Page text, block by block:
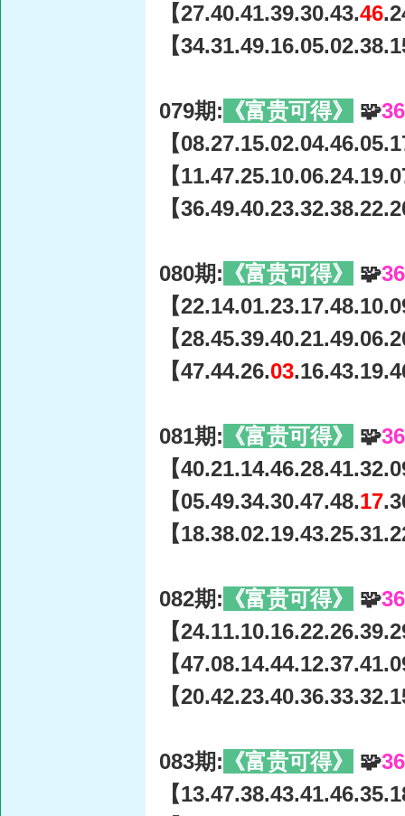
【27.40.41.39.30.43.46
【
079期: 《富贵可得》 🧩
【
【
【
080期: 《富贵可得》 🧩
【
【
【47.44.26.03
081期: 《富贵可得》 🧩
【
【05.49.34.30.47.48.17
【
082期: 《富贵可得》 🧩
【
【
【
083期: 《富贵可得》 🧩
【